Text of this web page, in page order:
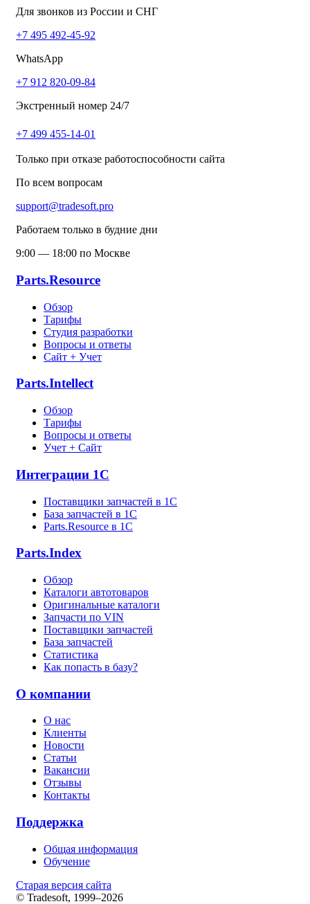
Для звонков из России и СНГ
+7 495 492-45-92
WhatsApp
+7 912 820-09-84
Экстренный номер 24/7
+7 499 455-14-01
Только при отказе работоспособности сайта
По всем вопросам
support@tradesoft.pro
Работаем только в будние дни
9:00 — 18:00 по Москве
Parts.Resource
Обзор
Тарифы
Студия разработки
Вопросы и ответы
Сайт + Учет
Parts.Intellect
Обзор
Тарифы
Вопросы и ответы
Учет + Сайт
Интеграции 1С
Поставщики запчастей в 1C
База запчастей в 1С
Parts.Resource в 1C
Parts.Index
Обзор
Каталоги автотоваров
Оригинальные каталоги
Запчасти по VIN
Поставщики запчастей
База запчастей
Статистика
Как попасть в базу?
О компании
О нас
Клиенты
Новости
Статьи
Вакансии
Отзывы
Контакты
Поддержка
Общая информация
Обучение
Старая версия сайта
© Tradesoft, 1999–2026